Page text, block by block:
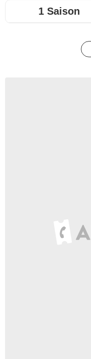
1 Saison